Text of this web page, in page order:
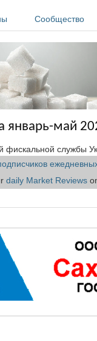
Сообщество
январь-май
фискальной службы
daily Market Reviews